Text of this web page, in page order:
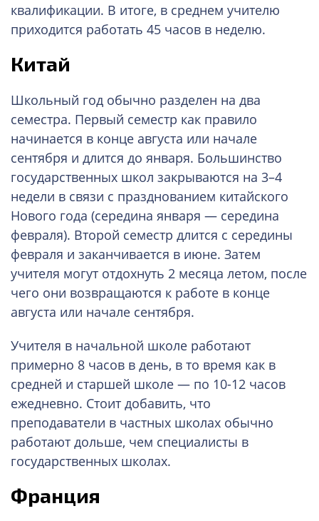
квалификации. В итоге, в среднем учителю
приходится работать 45 часов в неделю.
Китай
Школьный год обычно разделен на два
семестра. Первый семестр как правило
начинается в конце августа или начале
сентября и длится до января. Большинство
государственных школ закрываются на 3–4
недели в связи с празднованием китайского
Нового года (середина января — середина
февраля). Второй семестр длится с середины
февраля и заканчивается в июне. Затем
учителя могут отдохнуть 2 месяца летом, после
чего они возвращаются к работе в конце
августа или начале сентября.
Учителя в начальной школе работают
примерно 8 часов в день, в то время как в
средней и старшей школе — по 10-12 часов
ежедневно. Стоит добавить, что
преподаватели в частных школах обычно
работают дольше, чем специалисты в
государственных школах.
Франция